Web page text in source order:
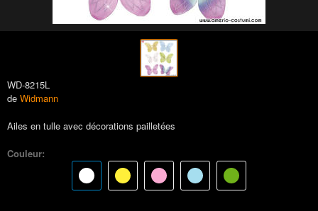
WD-8215L
de Widmann
Ailes en tulle avec décorations pailletées
Couleur: